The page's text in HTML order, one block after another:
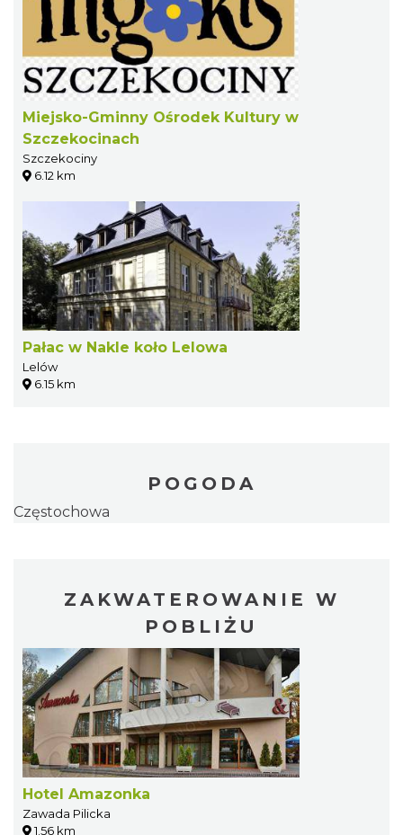
Miejsko-Gminny Ośrodek Kultury w
Szczekocinach
Szczekociny
6.12 km
Pałac w Nakle koło Lelowa
Lelów
6.15 km
POGODA
Częstochowa
ZAKWATEROWANIE W
POBLIŻU
Hotel Amazonka
Zawada Pilicka
1.56 km